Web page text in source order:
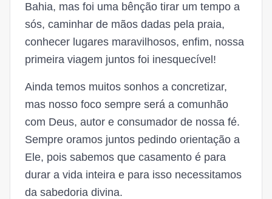
Bahia, mas foi uma bênção tirar um tempo a
sós, caminhar de mãos dadas pela praia,
conhecer lugares maravilhosos, enfim, nossa
primeira viagem juntos foi inesquecível!
Ainda temos muitos sonhos a concretizar,
mas nosso foco sempre será a comunhão
com Deus, autor e consumador de nossa fé.
Sempre oramos juntos pedindo orientação a
Ele, pois sabemos que casamento é para
durar a vida inteira e para isso necessitamos
da sabedoria divina.